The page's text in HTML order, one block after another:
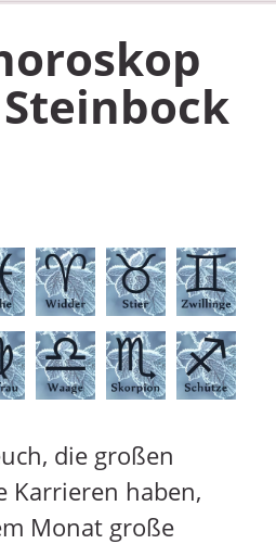
die großen
Karrieren haben,
Monat große